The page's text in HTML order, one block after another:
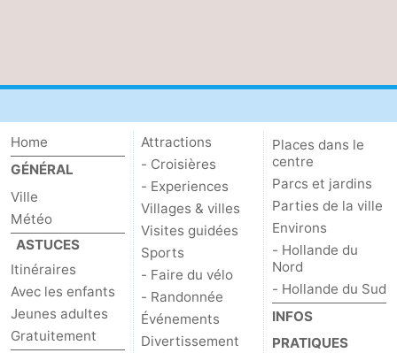
Home
GÉNÉRAL
Ville
Météo
ASTUCES
Itinéraires
Avec les enfants
Jeunes adultes
Gratuitement
Attractions
- Croisières
- Experiences
Villages & villes
Visites guidées
Sports
- Faire du vélo
- Randonnée
Événements
Divertissement
Places dans le
centre
Parcs et jardins
Parties de la ville
Environs
- Hollande du
Nord
- Hollande du Sud
INFOS
PRATIQUES